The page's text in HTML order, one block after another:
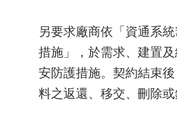
另要求廠商依「資通系
措施」，於需求、建置
安防護措施。契約結束
料之返還、移交、刪除或